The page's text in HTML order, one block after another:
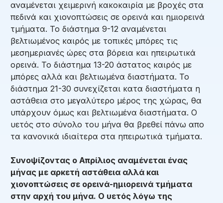
αναμένεται χειμερινή κακοκαιρία με βροχές στα
πεδινά και χιονοπτώσεις σε ορεινά και ημιορεινά
τμήματα. Το διάστημα 9-12 αναμένεται
βελτιωμένος καιρός με τοπικές μπόρες τις
μεσημεριανές ώρες στα βόρεια και ηπειρωτικά
ορεινά. Το διάστημα 13-20 άστατος καιρός με
μπόρες αλλά και βελτιωμένα διαστήματα. Το
διάστημα 21-30 συνεχίζεται κατα διαστήματα η
αστάθεια στο μεγαλύτερο μέρος της χώρας, θα
υπάρχουν όμως και βελτιωμένα διαστήματα. Ο
υετός στο σύνολο του μήνα θα βρεθεί πάνω απο
τα κανονικά ιδιαίτερα στα ηπειρωτικά τμήματα.
Συνοψίζοντας ο Απρίλιος αναμένεται ένας
μήνας με αρκετή αστάθεια αλλά και
χιονοπτώσεις σε ορεινά-ημιορεινά τμήματα
στην αρχή του μήνα. Ο υετός λόγω της